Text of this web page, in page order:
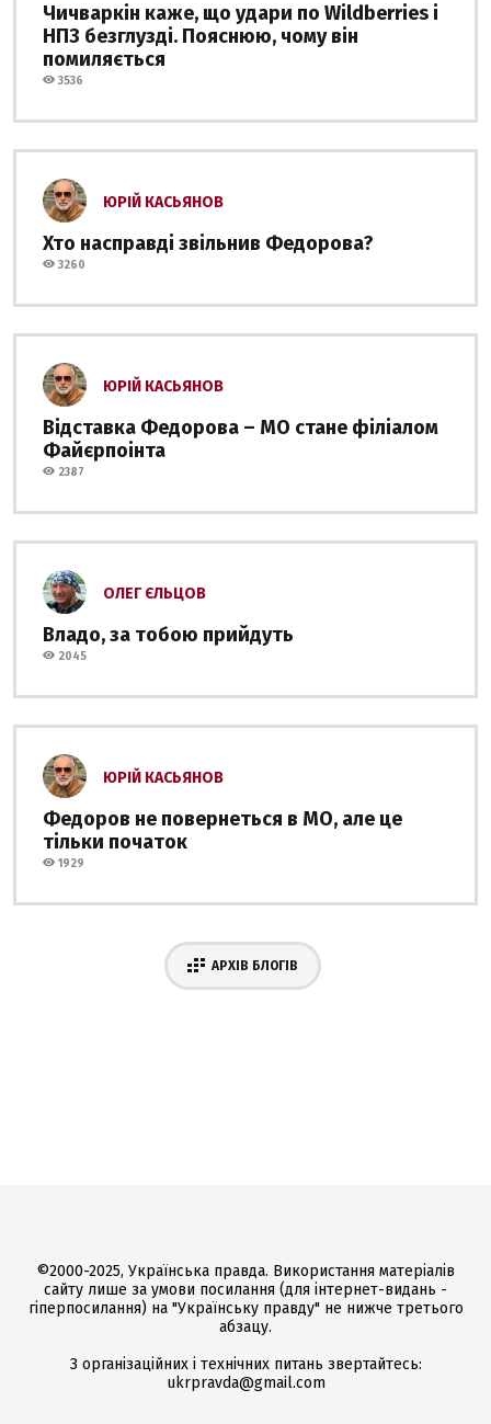
Чичваркін каже, що удари по Wildberries і
НПЗ безглузді. Пояснюю, чому він
помиляється
3536
ЮРІЙ КАСЬЯНОВ
Хто насправді звільнив Федорова?
3260
ЮРІЙ КАСЬЯНОВ
Відставка Федорова – МО стане філіалом
Файєрпоінта
2387
ОЛЕГ ЄЛЬЦОВ
Владо, за тобою прийдуть
2045
ЮРІЙ КАСЬЯНОВ
Федоров не повернеться в МО, але це
тільки початок
1929
АРХІВ БЛОГІВ
©2000-2025, Українська правда. Використання матеріалів
сайту лише за умови посилання (для інтернет-видань -
гіперпосилання) на "Українську правду" не нижче третього
абзацу.
З організаційних і технічних питань звертайтесь:
ukrpravda@gmail.com